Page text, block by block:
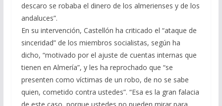
descaro se robaba el dinero de los almerienses y de los
andaluces”.
En su intervención, Castellón ha criticado el “ataque de
sinceridad” de los miembros socialistas, según ha
dicho, “motivado por el ajuste de cuentas internas que
tienen en Almería”, y les ha reprochado que “se
presenten como víctimas de un robo, de no se sabe
quien, cometido contra ustedes”. “Esa es la gran falacia
de este caso, porque ustedes no pueden mirar para